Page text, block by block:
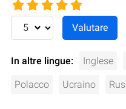
In altre lingue: Inglese
Polacco Ucraino